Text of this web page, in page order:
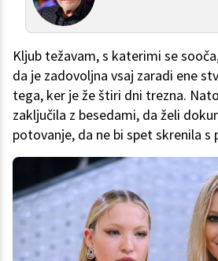
Kljub težavam, s katerimi se
da je zadovoljna vsaj zaradi ene
tega, ker je že štiri dni trezna.
zaključila z besedami, da želi
potovanje, da ne bi spet skrenila s